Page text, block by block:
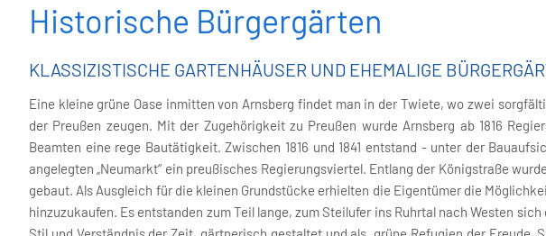
Historische Bürgergärten
KLASSIZISTISCHE GARTENHÄUSER UND EHEMALIGE
Eine kleine grüne Oase inmitten von Arnsberg findet man in der Twiete, wo zwei
der Preußen zeugen. Mit der Zugehörigkeit zu Preußen wurde Arnsberg ab 1816
Beamten eine rege Bautätigkeit. Zwischen 1816 und 1841 entstand - unter der
angelegten „Neumarkt“ ein preußisches Regierungsviertel. Entlang der Königstraße
gebaut. Als Ausgleich für die kleinen Grundstücke erhielten die Eigentümer die
hinzuzukaufen. Es entstanden zum Teil lange, zum Steilufer ins Ruhrtal nach Westen